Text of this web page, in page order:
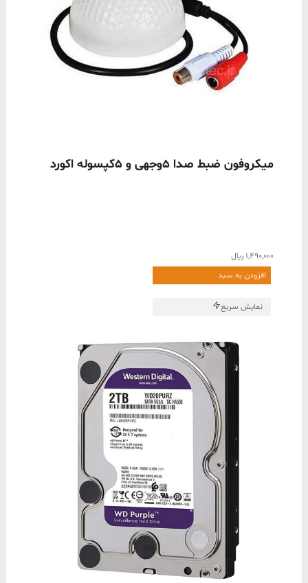
ناموجود
میکروفون ضبط صدا 5وجهی و 5کپسوله اکورد
1,490,000 ﷼
افزودن به سبد
نمایش سریع